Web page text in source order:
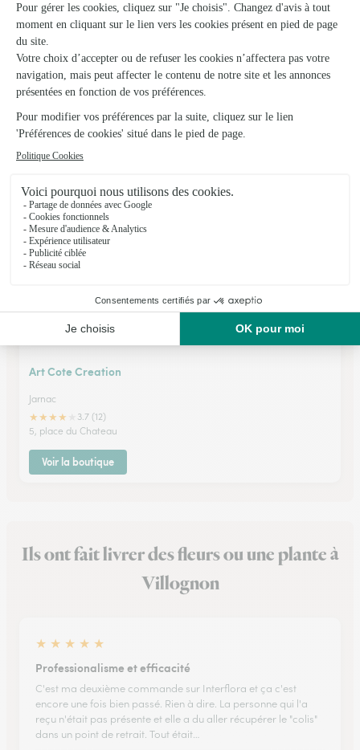
Art Boutique
Jarnac
★★★★★4.6 (82)
Voir la boutique
Art Cote Creation
Jarnac
★★★★
3.7 (12)
5, place du Chateau
Voir la boutique
Ils ont fait livrer des fleurs ou une plante à
Villognon
★ ★ ★ ★ ★
Professionalisme et efficacité
C'est ma deuxième commande sur Interflora et ça c'est
encore une fois bien passé. Rien à dire. La personne qui l'a
reçu n'était pas présente et elle a du aller récupérer le "colis"
dans un point de retrait. Tout était…